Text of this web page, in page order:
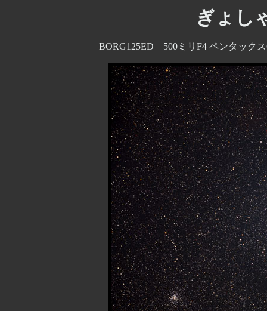
ぎょし
BORG125ED 500ミリF4 ペンタック